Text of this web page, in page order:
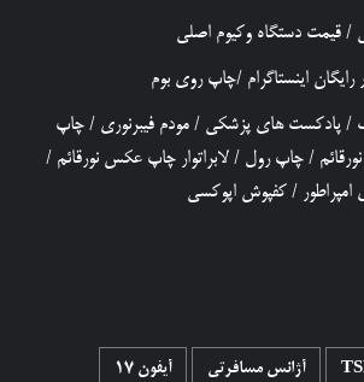
/ قیمت دستگاه وکیوم اصلی
رایگان اینستاگرام /چاپ روی بوم
/ پادکست های پزشکی / مودم فیبرنوری / چاپ
/ چاپ رول / لابراتوار چاپ عکس نورقائم /
/ کفپوش اپوکسی
آژانس مسافرتی آیفون 17